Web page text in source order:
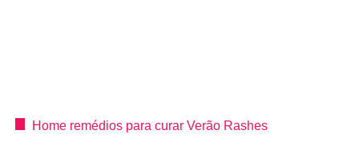
Home remédios para curar Verão Rashes